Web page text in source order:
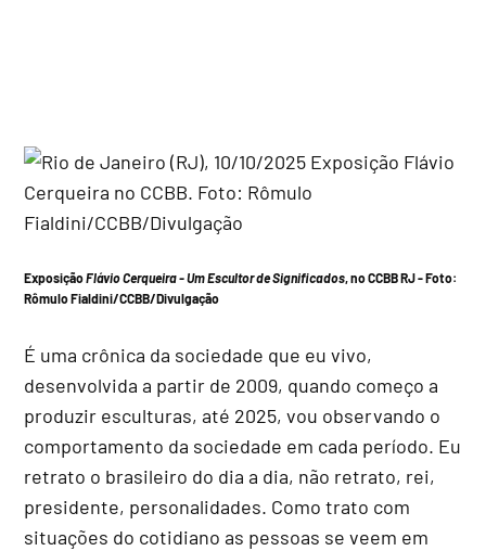
ExposiçãoFlávio Cerqueira - Um Escultor de Significados, no CCBB RJ -Foto:
Rômulo Fialdini/CCBB/Divulgação
É uma crônica da sociedade que eu vivo,
desenvolvida a partir de 2009, quando começo a
produzir esculturas, até 2025, vou observando o
comportamento da sociedade em cada período. Eu
retrato o brasileiro do dia a dia, não retrato, rei,
presidente, personalidades. Como trato com
situações do cotidiano as pessoas se veem em